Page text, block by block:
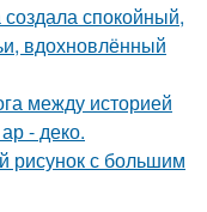
спокойный,
вдохновлённый
между историей
- деко.
рисунок с большим